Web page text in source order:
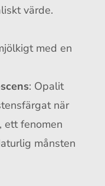
värde.
med en
: Opalit
när
ett fenomen
månsten